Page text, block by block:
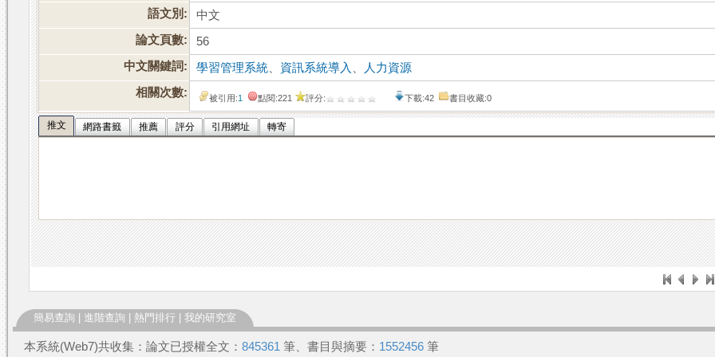
語文別:
中文
論文頁數:
56
中文關鍵詞:
學習管理系統 資訊系統導入
人力資源
相關次數:
被引用:1 點閱:221 評分: 下載:42 書目收藏:0
推文 網路書籤 推薦 評分 引用網址 轉寄
簡易查詢 進階查詢 熱門排行 我的研究室
本系統(Web7)共收集：論文已授權全文： 845361 筆、書目與摘要： 1552456 筆